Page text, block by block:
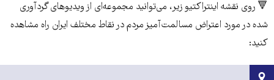
🔻 روی نقشه اینتراکتیو زیر، می‌توانید مجموعه‌ای از ویدیوهای گردآوری
شده در مورد اعتراض مسالمت‌آمیز مردم در نقاط مختلف ایران راه مشاهده
کنید: